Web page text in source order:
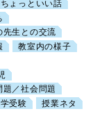
ちょっといい話
先生との交流
教室内の様子
題／社会問題
受験 授業ネタ